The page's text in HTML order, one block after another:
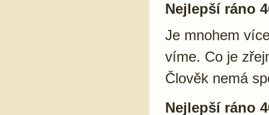
Nejlepší ráno
Je mnohem
víme. Co je
Člověk nemá
Nejlepší ráno